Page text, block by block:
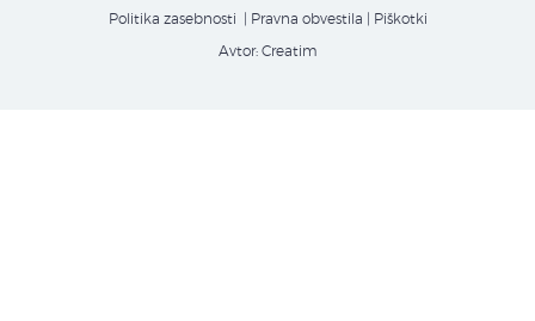
Politika zasebnosti | Pravna obvestila Piškotki
Avtor: Creatim